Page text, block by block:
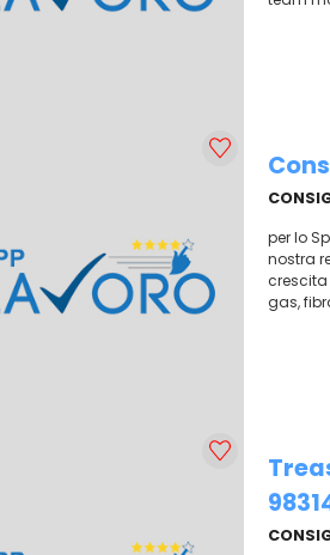
per lo
nostra
crescita
gas,